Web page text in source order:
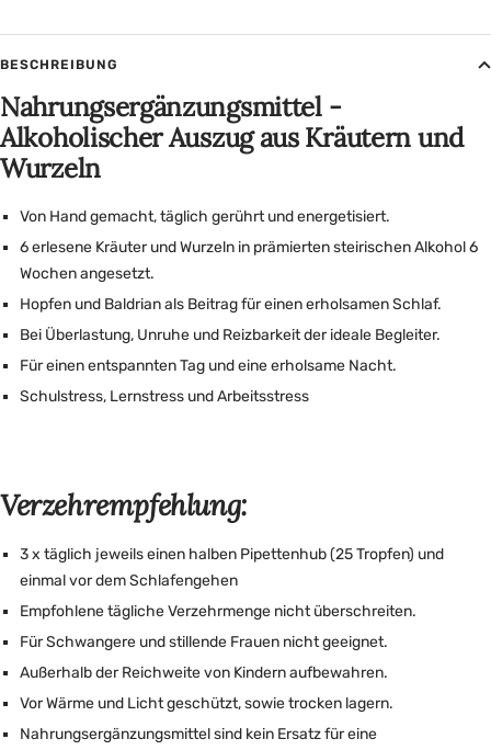
BESCHREIBUNG
Nahrungsergänzungsmittel -
Alkoholischer Auszug aus Kräutern und
Wurzeln
Von Hand gemacht, täglich gerührt und energetisiert.
6 erlesene Kräuter und Wurzeln in prämierten steirischen Alkohol 6
Wochen angesetzt.
Hopfen und Baldrian als Beitrag für einen erholsamen Schlaf.
Bei Überlastung, Unruhe und Reizbarkeit der ideale Begleiter.
Für einen entspannten Tag und eine erholsame Nacht.
Schulstress, Lernstress und Arbeitsstress
Verzehrempfehlung:
3 x täglich jeweils einen halben Pipettenhub (25 Tropfen) und
einmal vor dem Schlafengehen
Empfohlene tägliche Verzehrmenge nicht überschreiten.
Für Schwangere und stillende Frauen nicht geeignet.
Außerhalb der Reichweite von Kindern aufbewahren.
Vor Wärme und Licht geschützt, sowie trocken lagern.
Nahrungsergänzungsmittel sind kein Ersatz für eine